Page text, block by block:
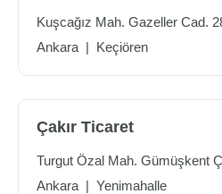
Kuşcağız Mah. Gazeller Cad.
Ankara | Keçiören
Çakır Ticaret
Turgut Özal Mah. Gümüşkent
Ankara | Yenimahalle